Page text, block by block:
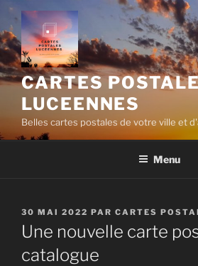
Aller
au
contenu
principal
CARTES
LUCEENNES
Belles cartes postales de votre ville et
Menu
PUBLIÉ
LE
30 MAI 2022 PAR CARTES
Une nouvelle carte
catalogue